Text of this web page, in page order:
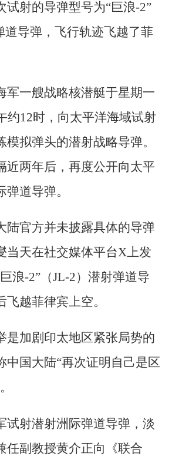
试射的导弹型号为“巨浪-2”
道导弹，飞行轨迹飞越了菲
军一艘战略核潜艇于星期一
约12时，向太平洋海域试射
模拟弹头的潜射战略导弹。
近两年后，再度公开向太平
道导弹。
陆官方并未披露具体的导弹
当天在社交媒体平台X上发
浪-2”（JL-2）潜射弹道导
越菲律宾上空。
是加剧印太地区紧张局势的
中国大陆“再次证明自己是区
试射潜射洲际弹道导弹，淡
任副教授黄介正向《联合